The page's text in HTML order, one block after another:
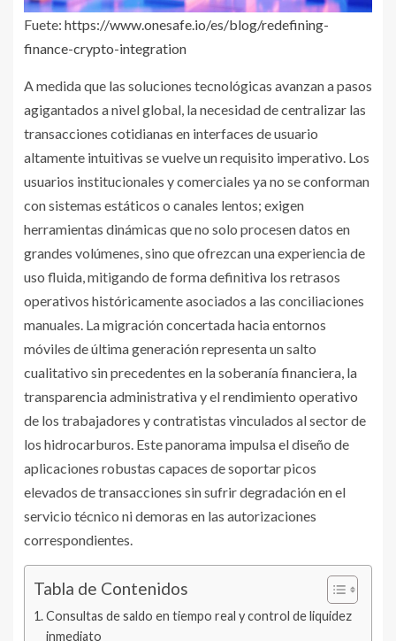
Fuete: https://www.onesafe.io/es/blog/redefining-
finance-crypto-integration
A medida que las soluciones tecnológicas avanzan a pasos
agigantados a nivel global, la necesidad de centralizar las
transacciones cotidianas en interfaces de usuario
altamente intuitivas se vuelve un requisito imperativo. Los
usuarios institucionales y comerciales ya no se conforman
con sistemas estáticos o canales lentos; exigen
herramientas dinámicas que no solo procesen datos en
grandes volúmenes, sino que ofrezcan una experiencia de
uso fluida, mitigando de forma definitiva los retrasos
operativos históricamente asociados a las conciliaciones
manuales. La migración concertada hacia entornos
móviles de última generación representa un salto
cualitativo sin precedentes en la soberanía financiera, la
transparencia administrativa y el rendimiento operativo
de los trabajadores y contratistas vinculados al sector de
los hidrocarburos. Este panorama impulsa el diseño de
aplicaciones robustas capaces de soportar picos
elevados de transacciones sin sufrir degradación en el
servicio técnico ni demoras en las autorizaciones
correspondientes.
Tabla de Contenidos
Consultas de saldo en tiempo real y control de liquidez
inmediato